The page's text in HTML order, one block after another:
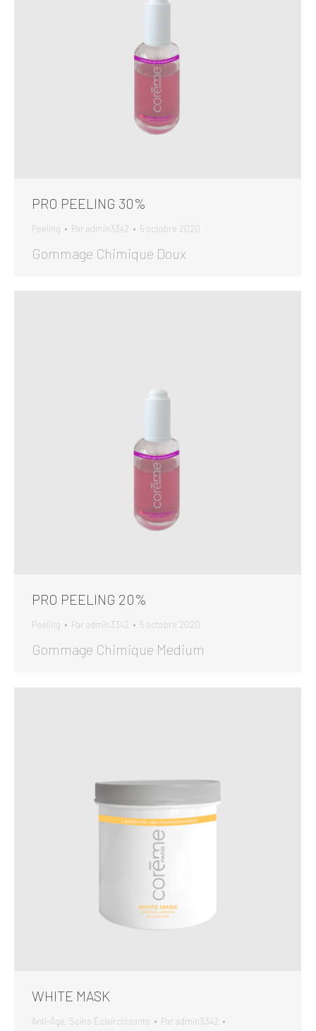
PRO PEELING 30%
Peeling Par admin3342 5 octobre 2020
Gommage Chimique Doux
PRO PEELING 20%
Peeling Par admin3342 5 octobre 2020
Gommage Chimique Medium
WHITE MASK
Anti-Âge, Soins Éclaircissants Par admin3342